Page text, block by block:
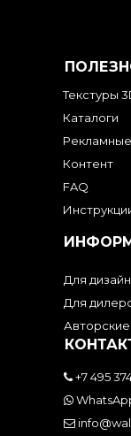
Текстуры
Каталоги
Контент
FAQ
Для
Для
+7 495